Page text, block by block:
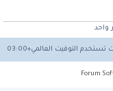
واحد
تستخدم التوقيت العالمي+03:00